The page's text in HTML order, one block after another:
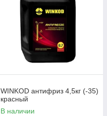
WINKOD антифриз 4,5кг (-35)
красный
В наличии